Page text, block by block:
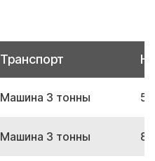
Транспорт
Машина 3 тонны
Машина 3 тонны